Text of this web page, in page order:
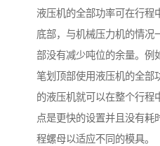
液压机的全部功率可在行程
底部，与机械压力机的情况
部没有减少吨位的余量。例
笔划顶部使用液压机的全部
的液压机就可以在整个行程
点是更快的设置并且没有耗
程螺母以适应不同的模具。